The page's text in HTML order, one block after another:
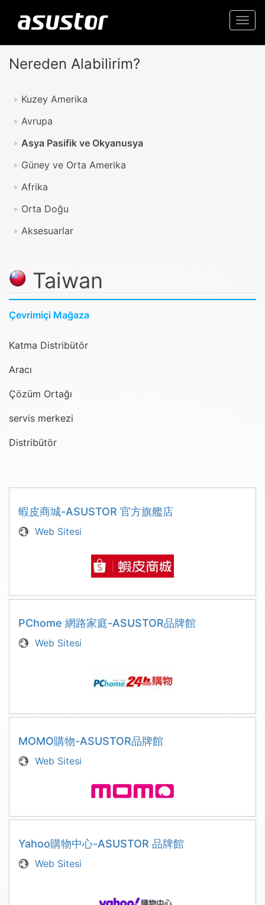
Nereden Alabilirim?
Kuzey Amerika
Avrupa
Asya Pasifik ve Okyanusya
Güney ve Orta Amerika
Afrika
Orta Doğu
Aksesuarlar
Taiwan
Çevrimiçi Mağaza
Katma Distribütör
Aracı
Çözüm Ortağı
servis merkezi
Distribütör
蝦皮商城-ASUSTOR 官方旗艦店
Web Sitesi
PChome 網路家庭-ASUSTOR品牌館
Web Sitesi
MOMO購物-ASUSTOR品牌館
Web Sitesi
Yahoo購物中心-ASUSTOR 品牌館
Web Sitesi